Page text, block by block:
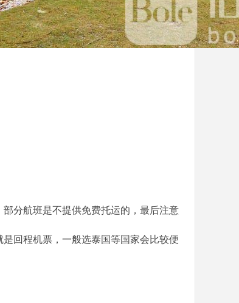
分航班是不提供免费托运的，最后注意
回程机票，一般选泰国等国家会比较便